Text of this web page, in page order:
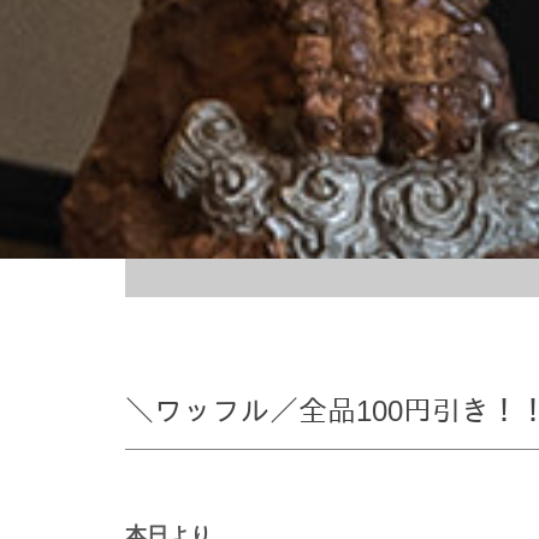
＼ワッフル／全品100円引き！